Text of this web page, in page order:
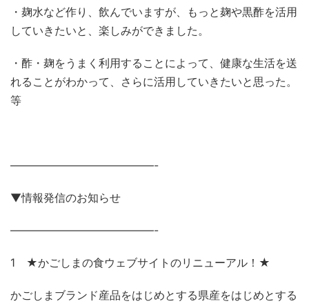
・麹水など作り、飲んでいますが、もっと麹や黒酢を活用
していきたいと、楽しみができました。
・酢・麹をうまく利用することによって、健康な生活を送
れることがわかって、さらに活用していきたいと思った。
等
—————————————-
▼情報発信のお知らせ
—————————————-
1 ★かごしまの食ウェブサイトのリニューアル！★
かごしまブランド産品をはじめとする県産をはじめとする